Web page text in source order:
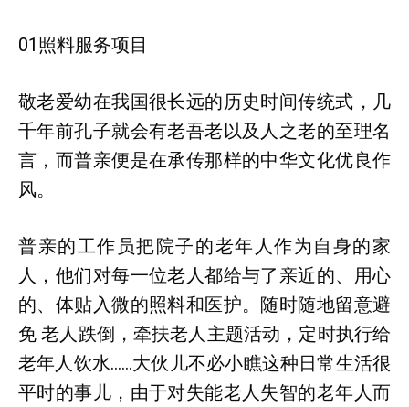
01照料服务项目
敬老爱幼在我国很长远的历史时间传统式，几
千年前孔子就会有老吾老以及人之老的至理名
言，而普亲便是在承传那样的中华文化优良作
风。
普亲的工作员把院子的老年人作为自身的家
人，他们对每一位老人都给与了亲近的、用心
的、体贴入微的照料和医护。随时随地留意避
免 老人跌倒，牵扶老人主题活动，定时执行给
老年人饮水……大伙儿不必小瞧这种日常生活很
平时的事儿，由于对失能老人失智的老年人而